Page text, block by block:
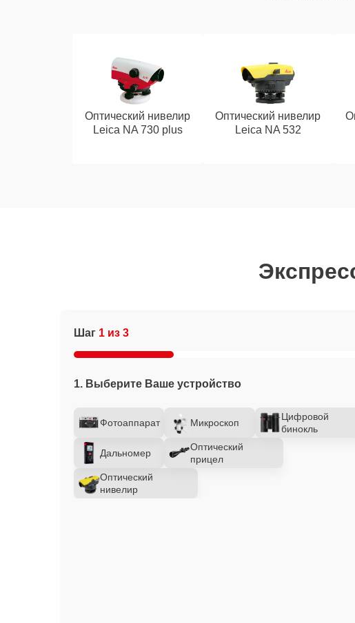
Оптический нивелир
Leica NA 730 plus
Оптический нивелир
Leica NA 532
Шаг 1 из 3
1. Выберите Ваше устройство
Фотоаппарат Микроскоп
Цифровой
бинокль
Дальномер
Оптический
прицел
Оптический
нивелир